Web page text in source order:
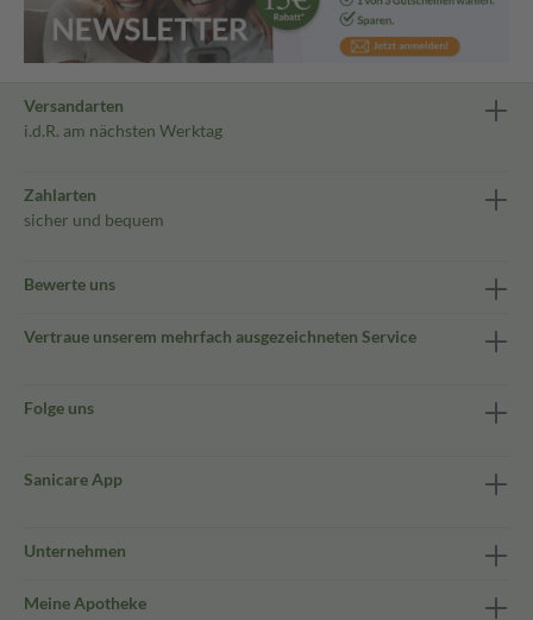
Versandarten
i.d.R. am nächsten Werktag
Zahlarten
sicher und bequem
Bewerte uns
Vertraue unserem mehrfach ausgezeichneten Service
Folge uns
Sanicare App
Unternehmen
Meine Apotheke